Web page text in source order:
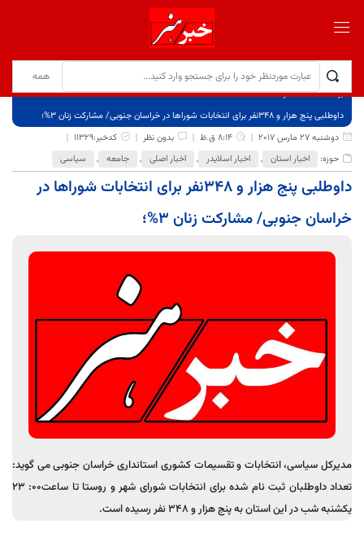
برگ نخست
نوشته‌ها
داوطلبی پنج هزار و 348نفر برای انتخابات شوراها در خراسان جنوبی/ مشارکت زنان 3%؛
دوشنبه 27 مارس 2017
8:14 ق.ظ بدون نظر
کدخبر:11329
حوزه:
اخبار استان , اخبار اسلایدر , اخبار اصلی , جامعه , سیاسی
داوطلبی پنج هزار و 348نفر برای انتخابات شوراها در
خراسان جنوبی/ مشارکت زنان 3%؛
مدیرکل سیاسی، انتخابات و تقسیمات کشوری استانداری خراسان جنوبی می گوید:
تعداد داوطلبان ثبت نام شده برای انتخابات شورای شهر و روستا تا ساعت00: 23
یکشنبه شب در این استان به پنج هزار و 348 نفر رسیده است.